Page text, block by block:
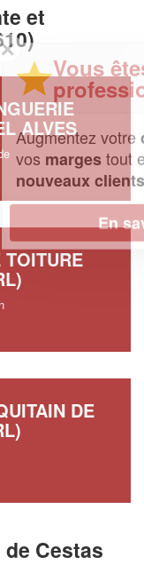
et
ALVES
TOITURE
DE
Cestas
un
?
d'affaireset
de
plus